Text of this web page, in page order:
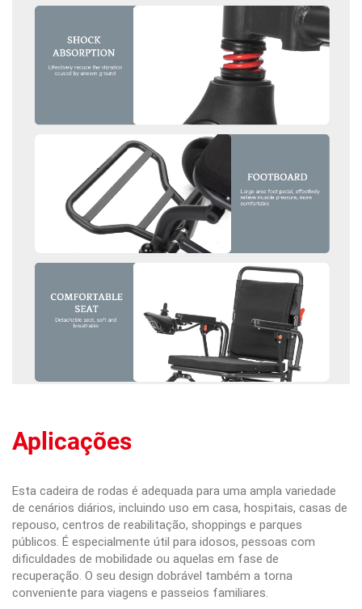
Aplicações
Esta cadeira de rodas é adequada para uma ampla variedade
de cenários diários, incluindo uso em casa, hospitais, casas de
repouso, centros de reabilitação, shoppings e parques
públicos. É especialmente útil para idosos, pessoas com
dificuldades de mobilidade ou aquelas em fase de
recuperação. O seu design dobrável também a torna
conveniente para viagens e passeios familiares.